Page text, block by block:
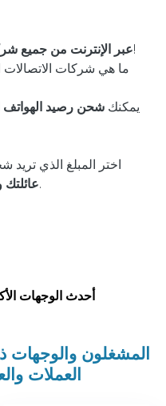
عبر الإنترنت من جميع!
ما هي شركات
يمكنك شحن رصيد الهواتف
اختر المبلغ الذي تريد
.
أحدث الوجهات
المشغلون والوجهات
العملات